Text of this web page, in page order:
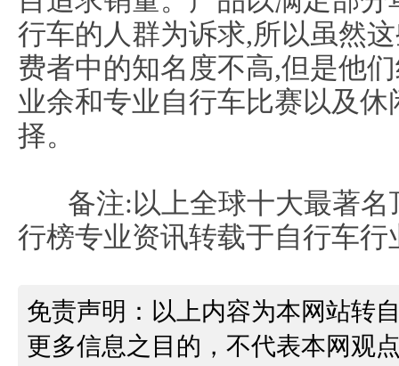
行车的人群为诉求,所以虽然
费者中的知名度不高,但是他
业余和专业自行车比赛以及
择。
备注:以上全球十大最著名
行榜专业资讯转载于自行车行
免责声明：以上内容为本网站转
更多信息之目的，不代表本网观